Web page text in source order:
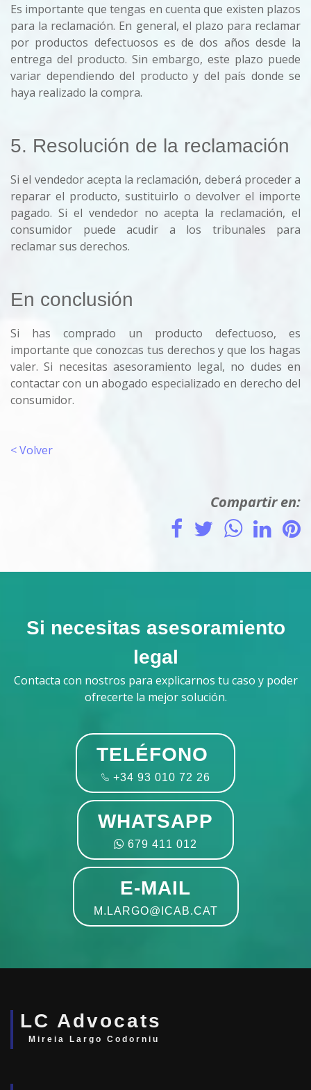
Es importante que tengas en cuenta que existen plazos
para la reclamación. En general, el plazo para reclamar
por productos defectuosos es de dos años desde la
entrega del producto. Sin embargo, este plazo puede
variar dependiendo del producto y del país donde se
haya realizado la compra.
5. Resolución de la reclamación
Si el vendedor acepta la reclamación, deberá proceder a
reparar el producto, sustituirlo o devolver el importe
pagado. Si el vendedor no acepta la reclamación, el
consumidor puede acudir a los tribunales para
reclamar sus derechos.
En conclusión
Si has comprado un producto defectuoso, es
importante que conozcas tus derechos y que los hagas
valer. Si necesitas asesoramiento legal, no dudes en
contactar con un abogado especializado en derecho del
consumidor.
< Volver
Compartir en:
Si necesitas asesoramiento
legal
Contacta con nostros para explicarnos tu caso y poder
ofrecerte la mejor solución.
TELÉFONO
+34 93 010 72 26
WHATSAPP
679 411 012
E-MAIL
M.LARGO@ICAB.CAT
LC Advocats
Mireia Largo Codorniu